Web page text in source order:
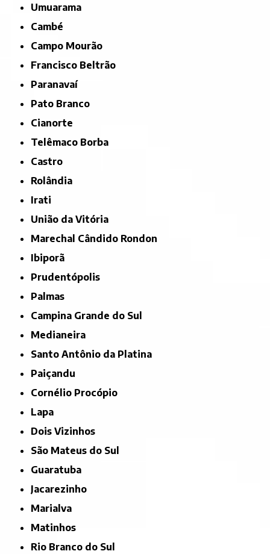
Umuarama
Cambé
Campo Mourão
Francisco Beltrão
Paranavaí
Pato Branco
Cianorte
Telêmaco Borba
Castro
Rolândia
Irati
União da Vitória
Marechal Cândido Rondon
Ibiporã
Prudentópolis
Palmas
Campina Grande do Sul
Medianeira
Santo Antônio da Platina
Paiçandu
Cornélio Procópio
Lapa
Dois Vizinhos
São Mateus do Sul
Guaratuba
Jacarezinho
Marialva
Matinhos
Rio Branco do Sul